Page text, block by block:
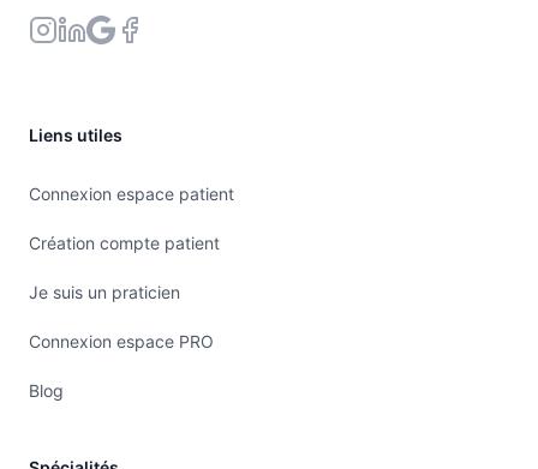
Liens utiles
Connexion espace patient
Création compte patient
Je suis un praticien
Connexion espace PRO
Blog